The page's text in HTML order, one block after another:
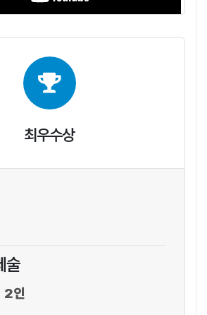
최우수상
술
2인